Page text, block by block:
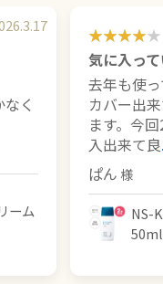
く
ーム
気に入っ
去年も使
カバー出
ます。今
入出来て良
ぱん
NS-